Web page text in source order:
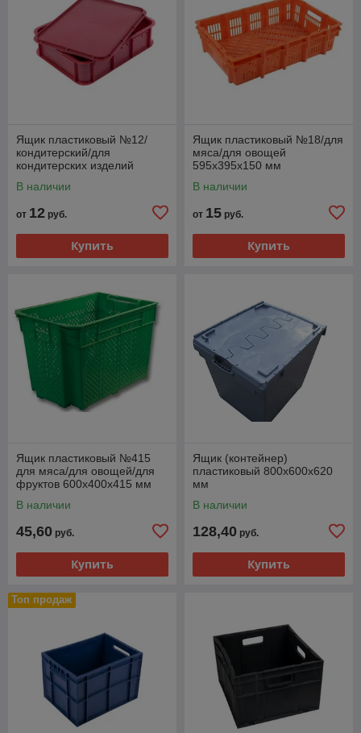
Ящик пластиковый №12/
кондитерский/для
кондитерских изделий
В наличии
от 12 руб.
Купить
Ящик пластиковый №18/для
мяса/для овощей
595х395х150 мм
В наличии
от 15 руб.
Купить
Ящик пластиковый №415
для мяса/для овощей/для
фруктов 600х400х415 мм
В наличии
45,60 руб.
Купить
Ящик (контейнер)
пластиковый 800х600х620
мм
В наличии
128,40 руб.
Купить
Топ продаж